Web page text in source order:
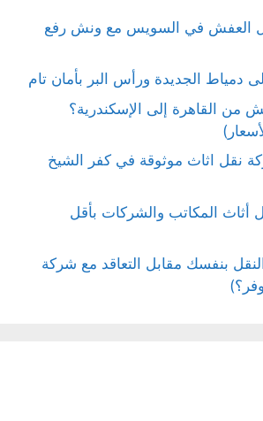
العفش في السويس مع ونش رفع
دمياط الجديدة ورأس البر بأمان تام
من القاهرة إلى الإسكندرية؟
نقل اثاث موثوقة في كفر الشيخ
أثاث المكاتب والشركات بأقل
بنفسك مقابل التعاقد مع شركة